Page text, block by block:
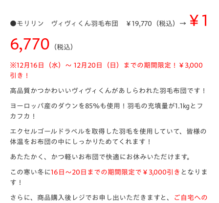
●モリリン ヴィヴィくん羽毛布団 ￥19,770（税込）→ ￥1
6,770 （税込）
※12月16日（水）～ 12月20日（日）までの期間限定！￥3,000
引き！
高品質かつかわいいヴィヴィくんがあしらわれた羽毛布団 です！
ヨーロッパ産のダウンを85％も使用！羽毛の充填量が1.1㎏とフ
カフカ！
エクセルゴールドラベルを取得した羽毛を使用していて、皆様の
体温をお布団の中にしっかりためてくれます！
あたたかく、かつ軽いお布団で快適にお休みいただけます。
この寒い冬に16日～20日までの期間限定で￥3,000引き となりま
す！
さらに、商品購入後レジでお申し出いただきますと、
ご自宅への